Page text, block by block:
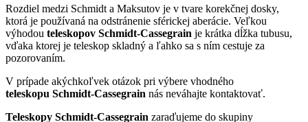
Rozdiel medzi Schmidt a Maksutov je v tvare korekčnej dosky,
ktorá je používaná na odstránenie sférickej aberácie. Veľkou
výhodou teleskopov Schmidt-Cassegrain je krátka dĺžka tubusu,
vďaka ktorej je teleskop skladný a ľahko sa s ním cestuje za
pozorovaním.
V prípade akýchkoľvek otázok pri výbere vhodného
teleskopu Schmidt-Cassegrain nás neváhajte kontaktovať.
Teleskopy Schmidt-Cassegrain zaraďujeme do skupiny